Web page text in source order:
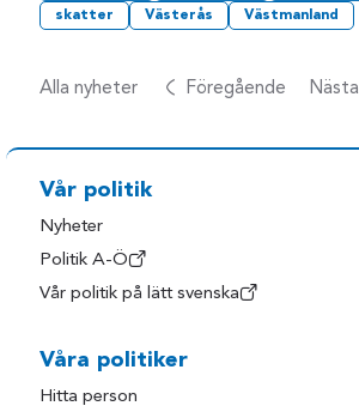
skatter
Västerås Västmanland
Alla nyheter Föregående Nästa
Vår politik
Nyheter
Politik A-Ö
Vår politik på lätt svenska
Våra politiker
Hitta person